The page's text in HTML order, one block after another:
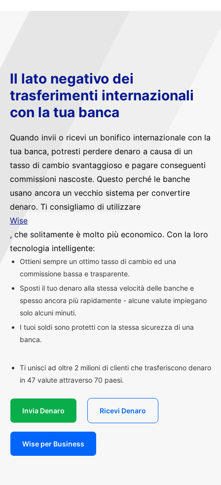
Il lato negativo dei
trasferimenti internazionali
con la tua banca
Quando invii o ricevi un bonifico internazionale con la
tua banca, potresti perdere denaro a causa di un
tasso di cambio svantaggioso e pagare conseguenti
commissioni nascoste. Questo perché le banche
usano ancora un vecchio sistema per convertire
denaro. Ti consigliamo di utilizzare
Wise
, che solitamente è molto più economico. Con la loro
tecnologia intelligente:
Ottieni sempre un ottimo tasso di cambio ed una
commissione bassa e trasparente.
Sposti il tuo denaro alla stessa velocità delle banche e
spesso ancora più rapidamente - alcune valute impiegano
solo alcuni minuti.
I tuoi soldi sono protetti con la stessa sicurezza di una
banca.
Ti unisci ad oltre 2 milioni di clienti che trasferiscono denaro
in 47 valute attraverso 70 paesi.
Invia Denaro Ricevi Denaro
Wise per Business